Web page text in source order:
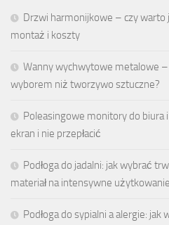
Drzwi harmonijkowe – czy warto
montaż i koszty
Wanny wychwytowe metalowe
wyborem niż tworzywo sztuczne?
Poleasingowe monitory do biura
ekran i nie przepłacić
Podłoga do jadalni: jak wybrać
materiał na intensywne użytkowanie
Podłoga do sypialni a alergie: